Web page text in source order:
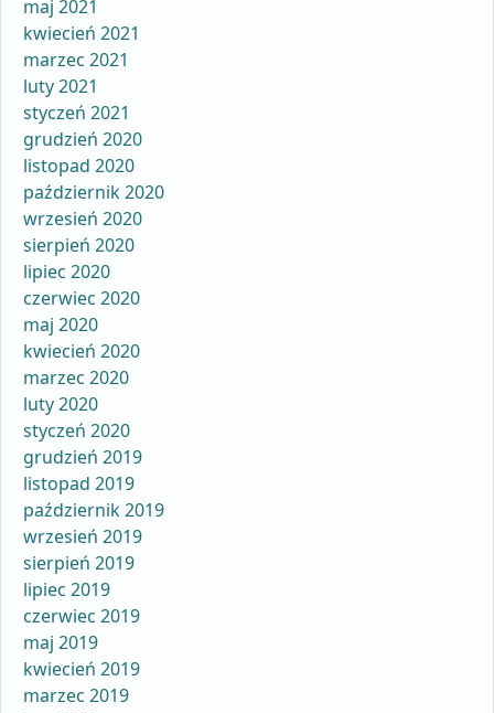
maj 2021
kwiecień 2021
marzec 2021
luty 2021
styczeń 2021
grudzień 2020
listopad 2020
październik 2020
wrzesień 2020
sierpień 2020
lipiec 2020
czerwiec 2020
maj 2020
kwiecień 2020
marzec 2020
luty 2020
styczeń 2020
grudzień 2019
listopad 2019
październik 2019
wrzesień 2019
sierpień 2019
lipiec 2019
czerwiec 2019
maj 2019
kwiecień 2019
marzec 2019